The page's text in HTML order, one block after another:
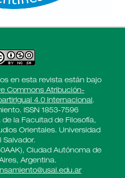
en esta revista están bajo
Commons Atribución-
4.0 Internacional .
ISSN 1853-7596
de la Facultad de Filosofía,
Orientales. Universidad
Salvador.
Ciudad Autónoma de
Argentina.
edu.ar